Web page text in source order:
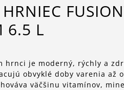
6.5 L
hrnci je moderný, rýchly a
obvyklé doby varenia až
väčšinu vitamínov,